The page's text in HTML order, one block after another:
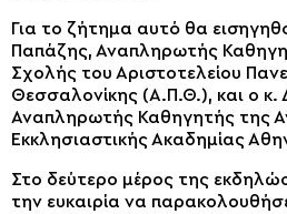
Για το ζήτημα αυτό θα
Παπάζης, Αναπληρωτής
Σχολής του Αριστοτελείου
Θεσσαλονίκης (Α.Π.Θ.), και ο κ.
Αναπληρωτής Καθηγητής της
Εκκλησιαστικής Ακαδημίας
Στο δεύτερο μέρος της
την ευκαιρία να